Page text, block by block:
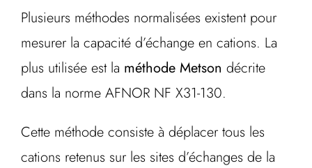
Plusieurs méthodes normalisées existent pour
mesurer la capacité d’échange en cations. La
plus utilisée est la méthode Metson décrite
dans la norme AFNOR NF X31-130.
Cette méthode consiste à déplacer tous les
cations retenus sur les sites d’échanges de la